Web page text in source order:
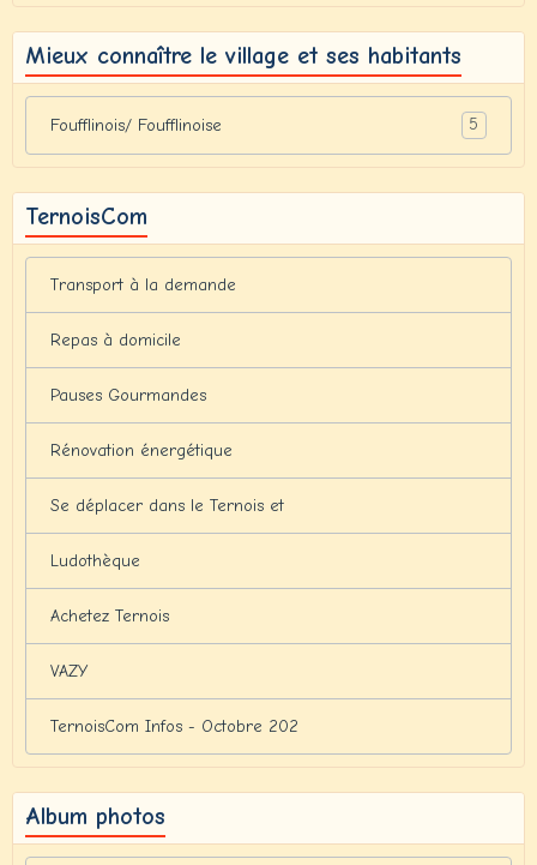
Mieux connaître le village et ses habitants
Foufflinois/ Foufflinoise 5
TernoisCom
Transport à la demande
Repas à domicile
Pauses Gourmandes
Rénovation énergétique
Se déplacer dans le Ternois et
Ludothèque
Achetez Ternois
VAZY
TernoisCom Infos - Octobre 202
Album photos